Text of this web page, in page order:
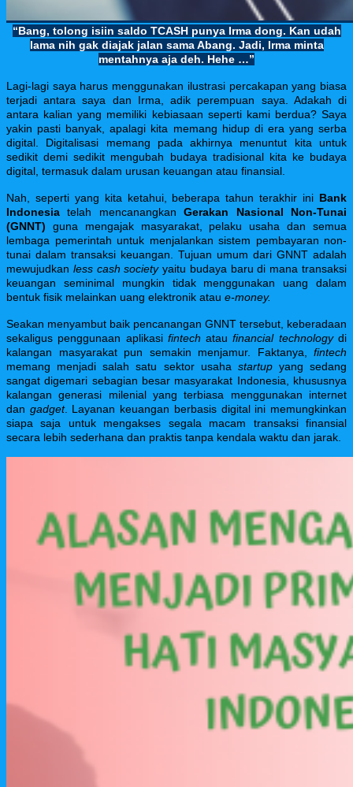
“Bang, tolong isiin saldo TCASH punya Irma dong. Kan udah
lama nih gak diajak jalan sama Abang. Jadi, Irma minta
mentahnya aja deh. Hehe …”
Lagi-lagi saya harus menggunakan ilustrasi percakapan yang biasa
terjadi antara saya dan Irma, adik perempuan saya. Adakah di
antara kalian yang memiliki kebiasaan seperti kami berdua? Saya
yakin pasti banyak, apalagi kita memang hidup di era yang serba
digital. Digitalisasi memang pada akhirnya menuntut kita untuk
sedikit demi sedikit mengubah budaya tradisional kita ke budaya
digital, termasuk dalam urusan keuangan atau finansial.
Nah, seperti yang kita ketahui, beberapa tahun terakhir ini Bank
Indonesia telah mencanangkanGerakan Nasional Non-Tunai
(GNNT) guna mengajak masyarakat, pelaku usaha dan semua
lembaga pemerintah untuk menjalankan sistem pembayaran non-
tunai dalam transaksi keuangan. Tujuan umum dari GNNT adalah
mewujudkan less cash societyyaitu budaya baru di mana transaksi
keuangan seminimal mungkin tidak menggunakan uang dalam
bentuk fisik melainkan uang elektronik atau e-money.
Seakan menyambut baik pencanangan GNNT tersebut, keberadaan
sekaligus penggunaan aplikasi fintech ataufinancial technologydi
kalangan masyarakat pun semakin menjamur. Faktanya, fintech
memang menjadi salah satu sektor usaha startupyang sedang
sangat digemari sebagian besar masyarakat Indonesia, khususnya
kalangan generasi milenial yang terbiasa menggunakan internet
dan gadget. Layanan keuangan berbasis digital ini memungkinkan
siapa saja untuk mengakses segala macam transaksi finansial
secara lebih sederhana dan praktis tanpa kendala waktu dan jarak.